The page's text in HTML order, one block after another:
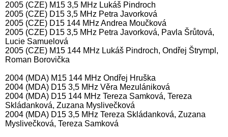
2005 (CZE) M15 3,5 MHz Lukáš Pindroch
2005 (CZE) D15 3,5 MHz Petra Javorková
2005 (CZE) D15 144 MHz Andrea Moučková
2005 (CZE) D15 3,5 MHz Petra Javorková, Pavla Šrůtová,
Lucie Samuelová
2005 (CZE) M15 144 MHz Lukáš Pindroch, Ondřej Štrympl,
Roman Borovička
2004 (MDA) M15 144 MHz Ondřej Hruška
2004 (MDA) D15 3,5 MHz Věra Mezulániková
2004 (MDA) D15 144 MHz Tereza Samková, Tereza
Skládanková, Zuzana Myslivečková
2004 (MDA) D15 3,5 MHz Tereza Skládanková, Zuzana
Myslivečková, Tereza Samková